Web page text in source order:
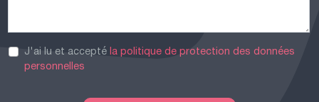
J'ai lu et acceptéla politique de protection des données
personnelles